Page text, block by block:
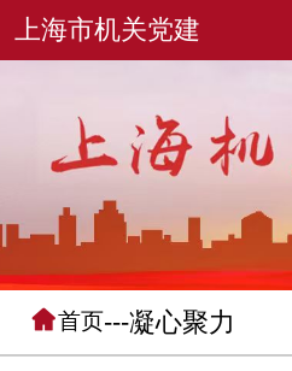
首页---凝心聚力